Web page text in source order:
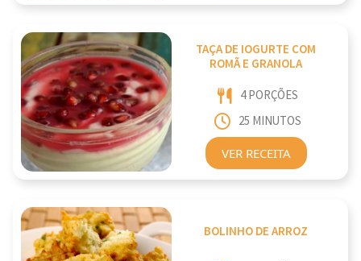
TAÇA DE IOGURTE COM
ROMÃ E GRANOLA
4 PORÇÕES
25 MINUTOS
VER RECEITA
BOLINHO DE ARROZ